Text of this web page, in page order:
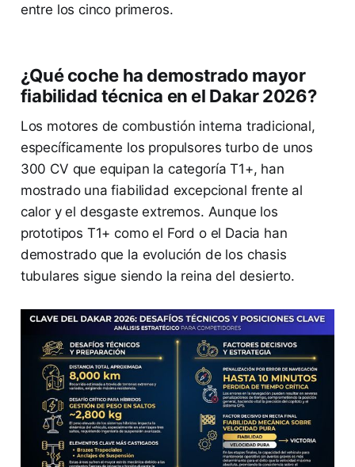
entre los cinco primeros.
¿Qué coche ha demostrado mayor
fiabilidad técnica en el Dakar 2026?
Los motores de combustión interna tradicional,
específicamente los propulsores turbo de unos
300 CV que equipan la categoría T1+, han
mostrado una fiabilidad excepcional frente al
calor y el desgaste extremos. Aunque los
prototipos T1+ como el Ford o el Dacia han
demostrado que la evolución de los chasis
tubulares sigue siendo la reina del desierto.